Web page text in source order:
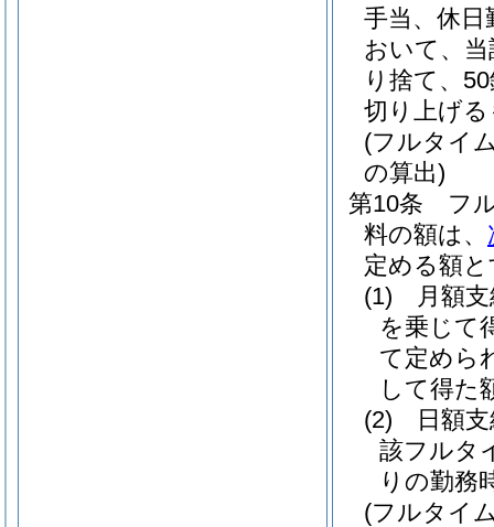
手当、休日
おいて、
り捨て、
切り上げ
(フルタイ
の算出)
第10条
フ
料の額は、
定める額
(1)
月額
を乗じて
て定めら
して得た
(2)
日額
該フルタ
りの勤務
(フルタイ